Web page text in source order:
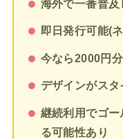
海外で一番普
即日発行可能(
今なら2000円
デザインがスタ
継続利用でゴ
る可能性あり